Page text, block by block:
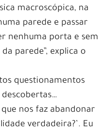
macroscópica, na
parede e passar
nenhuma porta e sem
parede”, explica o
questionamentos
que nos faz abandonar
verdadeira?’. Eu